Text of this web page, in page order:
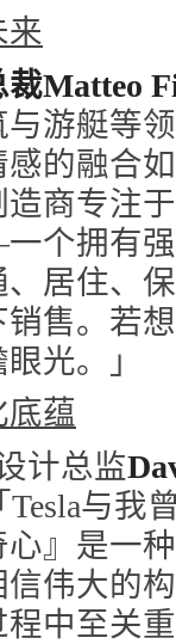
来
Matteo
游艇等
的融合
商专注
个拥有
居住、
售。若
光。」
底蕴
计总监
与我
』是一
伟大的
中至关